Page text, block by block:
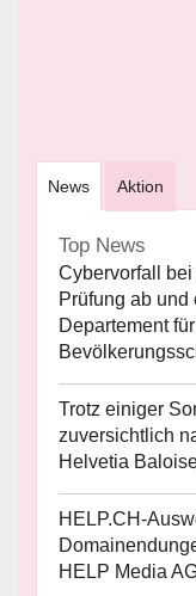
News Aktion
Top News
Cybervorfall
Prüfung ab
Departement
Trotz einiger
zuversichtlich
Helvetia
HELP.CH-
HELP Media